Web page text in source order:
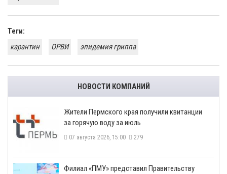
Теги:
карантин
ОРВИ эпидемия гриппа
НОВОСТИ КОМПАНИЙ
​Жители Пермского края получили квитанции
за горячую воду за июль
07 августа 2026, 15:00 279
​Филиал «ПМУ» представил Правительству